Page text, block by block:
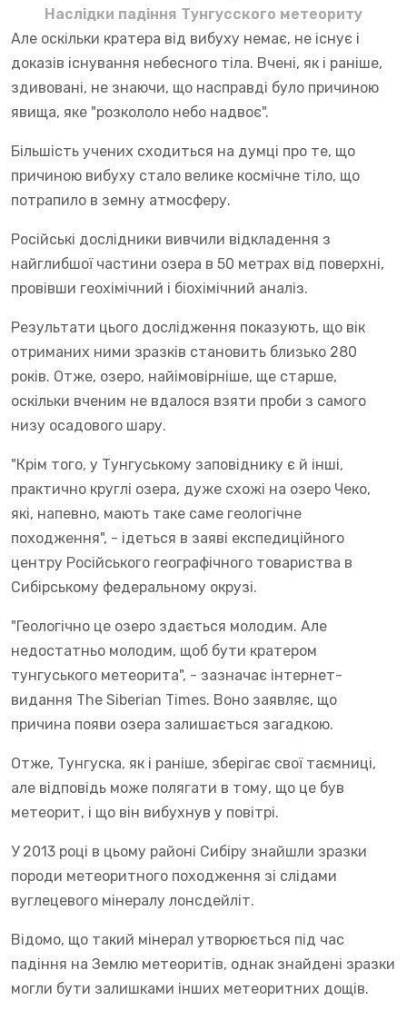
Наслідки падіння Тунгусского метеориту
Але оскільки кратера від вибуху немає, не існує і
доказів існування небесного тіла. Вчені, як і раніше,
здивовані, не знаючи, що насправді було причиною
явища, яке "розкололо небо надвоє".
Більшість учених сходиться на думці про те, що
причиною вибуху стало велике космічне тіло, що
потрапило в земну атмосферу.
Російські дослідники вивчили відкладення з
найглибшої частини озера в 50 метрах від поверхні,
провівши геохімічний і біохімічний аналіз.
Результати цього дослідження показують, що вік
отриманих ними зразків становить близько 280
років. Отже, озеро, найімовірніше, ще старше,
оскільки вченим не вдалося взяти проби з самого
низу осадового шару.
"Крім того, у Тунгуському заповіднику є й інші,
практично круглі озера, дуже схожі на озеро Чеко,
які, напевно, мають таке саме геологічне
походження", - ідеться в заяві експедиційного
центру Російського географічного товариства в
Сибірському федеральному окрузі.
"Геологічно це озеро здається молодим. Але
недостатньо молодим, щоб бути кратером
тунгуського метеорита", - зазначає інтернет-
видання The Siberian Times. Воно заявляє, що
причина появи озера залишається загадкою.
Отже, Тунгуска, як і раніше, зберігає свої таємниці,
але відповідь може полягати в тому, що це був
метеорит, і що він вибухнув у повітрі.
У 2013 році в цьому районі Сибіру знайшли зразки
породи метеоритного походження зі слідами
вуглецевого мінералу лонсдейліт.
Відомо, що такий мінерал утворюється під час
падіння на Землю метеоритів, однак знайдені зразки
могли бути залишками інших метеоритних дощів.